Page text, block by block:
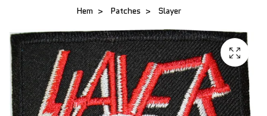
Hem Patches Slayer